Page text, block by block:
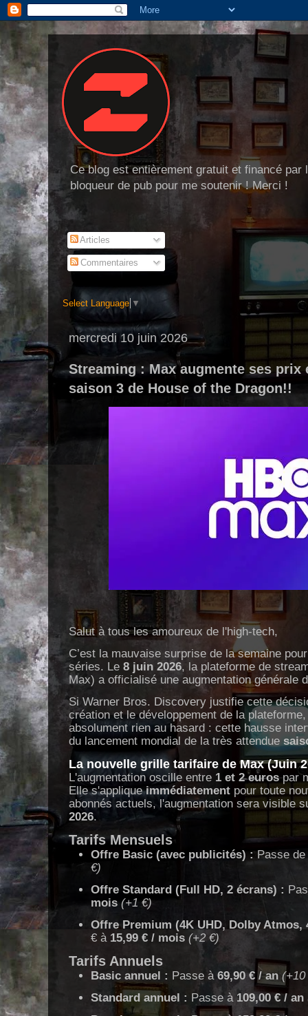
Ce blog est entièrement gratuit et financé
bloqueur de pub pour me soutenir ! Merci !
Articles
Commentaires
Select Language ▼
mercredi 10 juin 2026
Streaming : Max augmente ses prix
saison 3 de House of the Dragon!!
Salut à tous les amoureux de l'high-tech,
C’est la mauvaise surprise de la semaine
séries. Le 8 juin 2026, la plateforme de
Max) a officialisé une augmentation générale
Si Warner Bros. Discovery justifie cette
création et le développement de la
absolument rien au hasard : cette hausse
du lancement mondial de la très attendue
La nouvelle grille tarifaire de Max (Juin
L'augmentation oscille entre 1 et 2 eurospar
Elle s'appliqueimmédiatement pour toute
abonnés actuels, l'augmentation sera visible
2026.
Tarifs Mensuels
Offre Basic (avec publicités) : Passe
€)
Offre Standard (Full HD, 2 écrans) :
mois (+1 €)
Offre Premium (4K UHD, Dolby Atmos,
€ à 15,99 € / mois (+2 €)
Tarifs Annuels
Basic annuel : Passe à 69,90 € / an (+10
Standard annuel : Passe à 109,00 € / an